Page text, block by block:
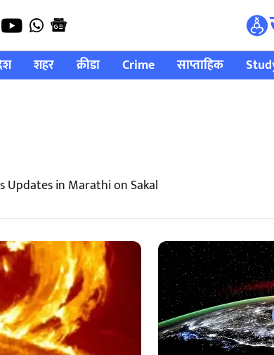
शहर क्रीडा Crime साप्ताहिक
Updates in Marathi on Sakal